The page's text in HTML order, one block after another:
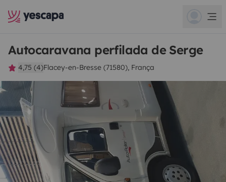
Autocaravana perfilada de Serge
4,75 (4)Flacey-en-Bresse (71580), França